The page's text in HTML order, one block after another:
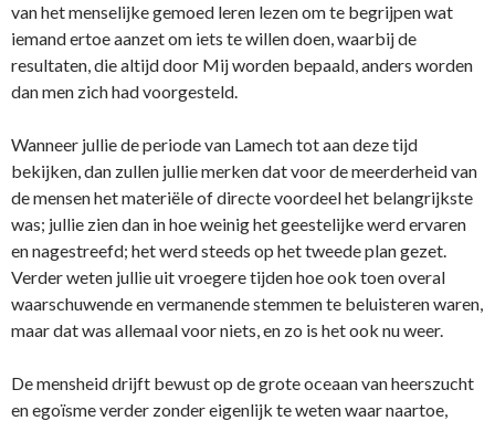
van het menselijke gemoed leren lezen om te begrijpen wat
iemand ertoe aanzet om iets te willen doen, waarbij de
resultaten, die altijd door Mij worden bepaald, anders worden
dan men zich had voorgesteld.
Wanneer jullie de periode van Lamech tot aan deze tijd
bekijken, dan zullen jullie merken dat voor de meerderheid van
de mensen het materiële of directe voordeel het belangrijkste
was; jullie zien dan in hoe weinig het geestelijke werd ervaren
en nagestreefd; het werd steeds op het tweede plan gezet.
Verder weten jullie uit vroegere tijden hoe ook toen overal
waarschuwende en vermanende stemmen te beluisteren waren,
maar dat was allemaal voor niets, en zo is het ook nu weer.
De mensheid drijft bewust op de grote oceaan van heerszucht
en egoïsme verder zonder eigenlijk te weten waar naartoe,